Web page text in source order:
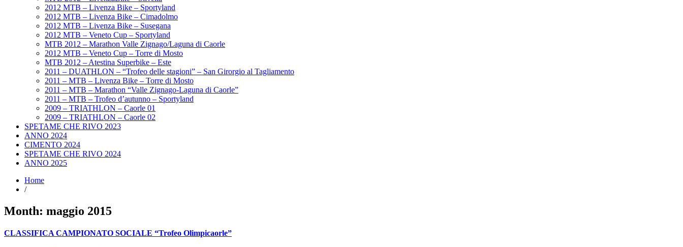
2012 MTB – Livenza Bike – Sportyland
2012 MTB – Livenza Bike – Cimadolmo
2012 MTB – Livenza Bike – Susegana
2012 MTB – Veneto Cup – Sportyland
MTB 2012 – Marathon Valle Zignago/Laguna di Caorle
2012 MTB – Veneto Cup – Torre di Mosto
MTB 2012 – Atestina Superbike – Este
2011 – DUATHLON – “Trofeo delle stagioni” – San Girorgio al Tagliamento
2011 – MTB – Livenza Bike – Torre di Mosto
2011 – MTB – Marathon “Valle Zignago-Laguna di Caorle”
2011 – MTB – Trofeo d’autunno – Sportyland
2009 – TRIATHLON – Caorle 01
2009 – TRIATHLON – Caorle 02
SPETAME CHE RIVO 2023
ANNO 2024
CIMENTO 2024
SPETAME CHE RIVO 2024
ANNO 2025
Home
/
Month: maggio 2015
CLASSIFICA CAMPIONATO SOCIALE “Trofeo Olimpicaorle”